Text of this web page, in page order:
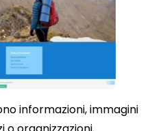
informazioni, immagini